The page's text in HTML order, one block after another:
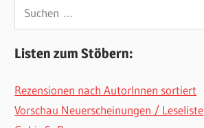
Listen zum Stöbern:
Rezensionen nach AutorInnen sortiert
Vorschau Neuerscheinungen / Leseliste